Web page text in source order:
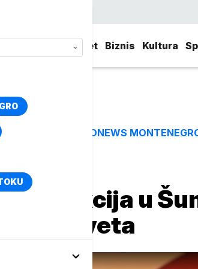
Svet Biznis Kultura
TAGOVI EURONEWS
kolekcija u
sveta